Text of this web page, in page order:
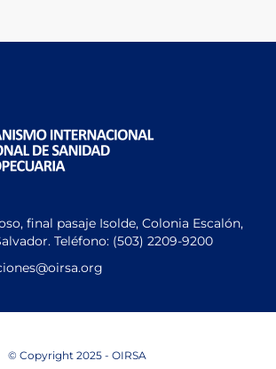
final pasaje Isolde, Colonia Escalón,
Teléfono: (503) 2209-9200
@oirsa.org
© Copyright 2025 - OIRSA